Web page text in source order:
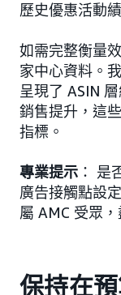
歷史優惠活動
如需完整衡量
家中心資料。
呈現了 ASIN
銷售提升，這
指標。
專業提示 ： 是
廣告接觸點設
屬 AMC 受眾
保持在